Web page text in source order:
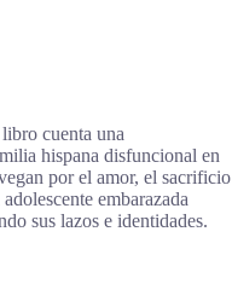
cuenta una
hispana disfuncional en
por el amor, el sacrificio
embarazada
sus lazos e identidades.